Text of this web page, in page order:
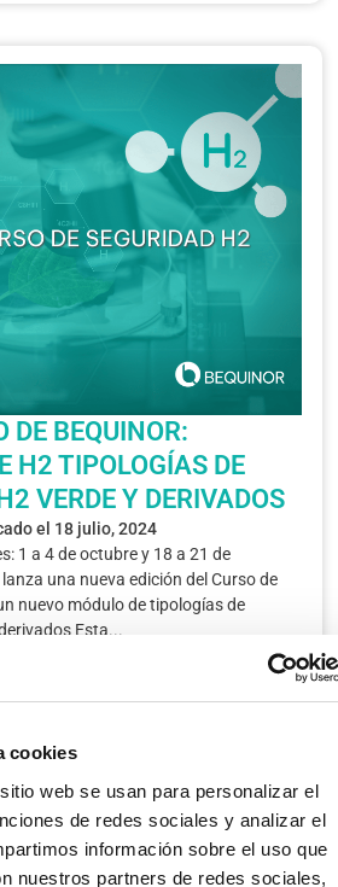
cookies
web se usan para personalizar el
de redes sociales y analizar el
información sobre el uso que
nuestros partners de redes sociales,
DE BEQUINOR:
H2 TIPOLOGÍAS DE
VERDE Y DERIVADOS
el 18 julio, 2024
1 a 4 de octubre y 18 a 21 de
una nueva edición del Curso de
nuevo módulo de tipologías de
Esta...